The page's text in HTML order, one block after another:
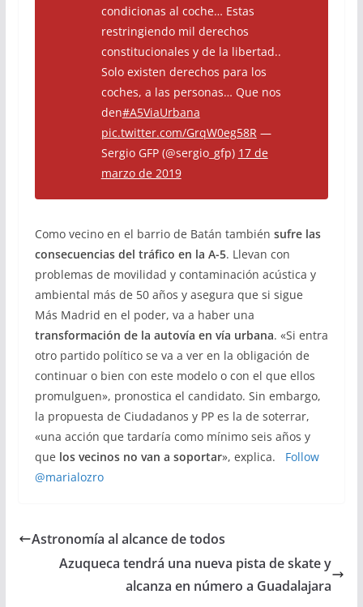
condicionas al coche… Estas
restringiendo mil derechos
constitucionales y de la libertad..
Solo existen derechos para los
coches, a las personas… Que nos
den#A5ViaUrbana
pic.twitter.com/GrqW0eg58R—
Sergio GFP (@sergio_gfp) 17 de
marzo de 2019
Como vecino en el barrio de Batán también sufre las
consecuencias del tráfico en la A-5. Llevan con
problemas de movilidad y contaminación acústica y
ambiental más de 50 años y asegura que si sigue
Más Madrid en el poder, va a haber una
transformación de la autovía en vía urbana. «Si entra
otro partido político se va a ver en la obligación de
continuar o bien con este modelo o con el que ellos
promulguen», pronostica el candidato. Sin embargo,
la propuesta de Ciudadanos y PP es la de soterrar,
«una acción que tardaría como mínimo seis años y
que los vecinos no van a soportar», explica. Follow
@marialozro
Astronomía al alcance de todos
Azuqueca tendrá una nueva pista de skate y
alcanza en número a Guadalajara